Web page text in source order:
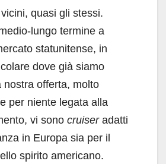
quasi gli stessi.
lungo termine a
statunitense, in
dove già siamo
nostra offerta, molto
per niente legata alla
vi sono cruiser adatti
in Europa sia per il
spirito americano.